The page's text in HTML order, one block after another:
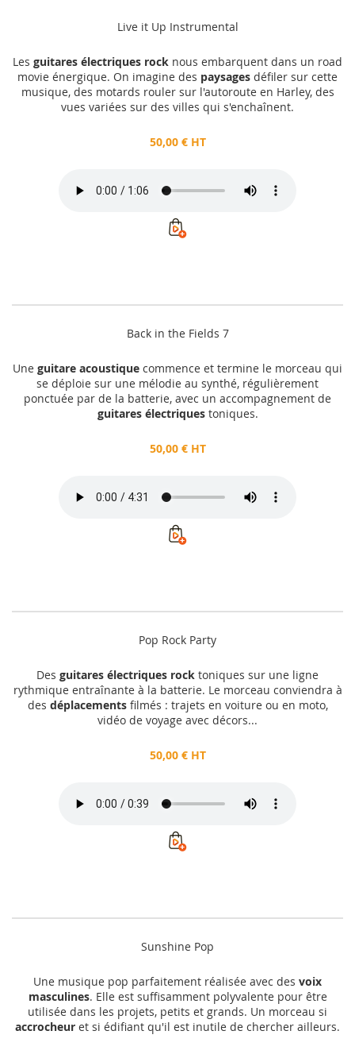
Live it Up Instrumental
Les guitares électriques rock nous embarquent dans un road
movie énergique. On imagine des paysages défiler sur cette
musique, des motards rouler sur l'autoroute en Harley, des
vues variées sur des villes qui s'enchaînent.
50,00 € HT
Back in the Fields 7
Une guitare acoustique commence et termine le morceau qui
se déploie sur une mélodie au synthé, régulièrement
ponctuée par de la batterie, avec un accompagnement de
guitares électriquestoniques.
50,00 € HT
Pop Rock Party
Des guitares électriques rock toniques sur une ligne
rythmique entraînante à la batterie. Le morceau conviendra à
des déplacementsfilmés : trajets en voiture ou en moto,
vidéo de voyage avec décors...
50,00 € HT
Sunshine Pop
Une musique pop parfaitement réalisée avec des voix
masculines. Elle est suffisamment polyvalente pour être
utilisée dans les projets, petits et grands. Un morceau si
accrocheur et si édifiant qu'il est inutile de chercher ailleurs.